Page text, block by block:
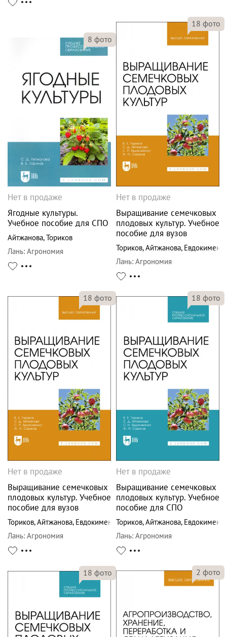
8 фото
Нет в продаже
Ягодные культуры.
Учебное пособие для СПО
Айтжанова,Ториков
Лань: Агрономия
18 фото
Нет в продаже
Выращивание семечковых
плодовых культур. Учебное
пособие для вузов
Ториков,Айтжанова,
Лань: Агрономия
18 фото
Нет в продаже
Выращивание семечковых
плодовых культур. Учебное
пособие для вузов
Ториков,Айтжанова, Евдокименко
Лань: Агрономия
18 фото
Нет в продаже
Выращивание семечковых
плодовых культур. Учебное
пособие для СПО
Ториков,Айтжанова,
Лань: Агрономия
18 фото 2 фото